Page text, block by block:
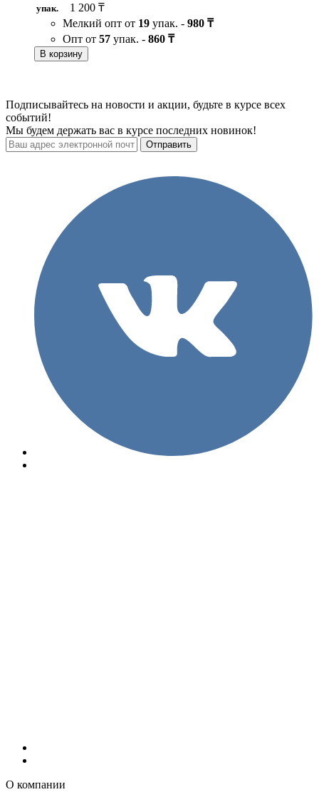
упак.
1 200 ₸
Мелкий опт от 19 упак. - 980 ₸
Опт от 57 упак. - 860 ₸
В корзину
Подписывайтесь на новости и акции, будьте в курсе всех
событий!
Мы будем держать вас в курсе последних новинок!
О компании